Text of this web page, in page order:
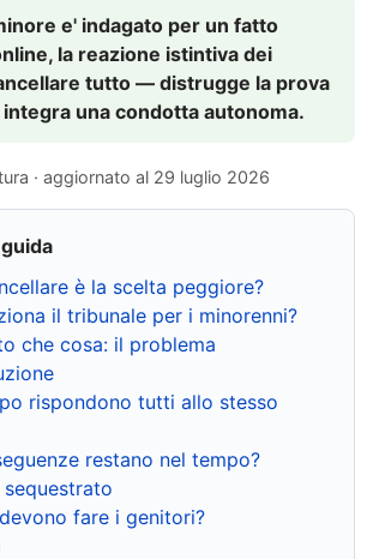
e' indagato per un fatto
la reazione istintiva dei
tutto — distrugge la prova
una condotta autonoma.
· aggiornato al 29 luglio 2026
è la scelta peggiore?
il tribunale per i minorenni?
che cosa: il problema
rispondono tutti allo stesso
restano nel tempo?
fare i genitori?